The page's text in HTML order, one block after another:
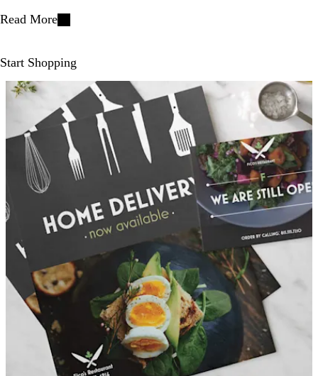
Read More
Start Shopping